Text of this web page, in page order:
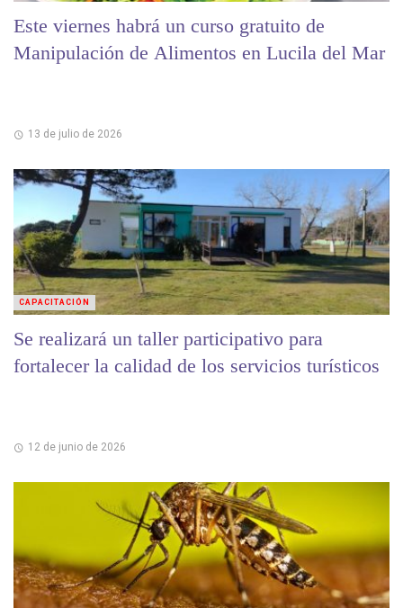
Este viernes habrá un curso gratuito de
Manipulación de Alimentos en Lucila del Mar
13 de julio de 2026
Se realizará un taller participativo para
fortalecer la calidad de los servicios turísticos
12 de junio de 2026
CAPACITACIÓN